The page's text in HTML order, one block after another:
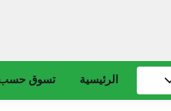
تسوق حسب الرئيسية